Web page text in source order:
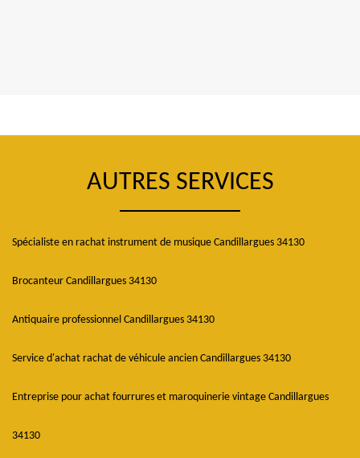
AUTRES SERVICES
Spécialiste en rachat instrument de musique Candillargues 34130
Brocanteur Candillargues 34130
Antiquaire professionnel Candillargues 34130
Service d'achat rachat de véhicule ancien Candillargues 34130
Entreprise pour achat fourrures et maroquinerie vintage Candillargues
34130